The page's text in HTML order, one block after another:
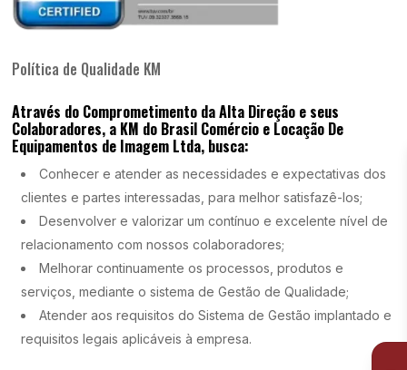
Política de Qualidade KM
Através do Comprometimento da Alta Direção e seus
Colaboradores, a KM do Brasil Comércio e Locação De
Equipamentos de Imagem Ltda, busca:
Conhecer e atender as necessidades e expectativas dos
clientes e partes interessadas, para melhor satisfazê-los;
Desenvolver e valorizar um contínuo e excelente nível de
relacionamento com nossos colaboradores;
Melhorar continuamente os processos, produtos e
serviços, mediante o sistema de Gestão de Qualidade;
Atender aos requisitos do Sistema de Gestão implantado e
requisitos legais aplicáveis à empresa.